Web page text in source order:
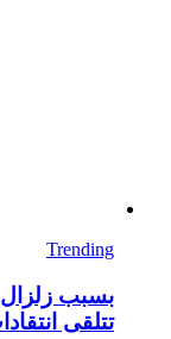
Trending
بسبب زلزال
تتلقى